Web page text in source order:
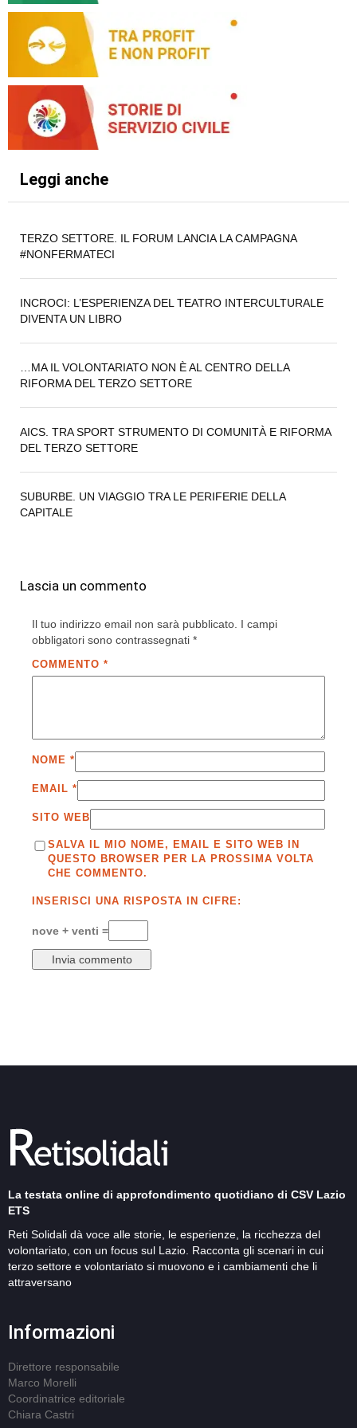
Leggi anche
TERZO SETTORE. IL FORUM LANCIA LA CAMPAGNA
#NONFERMATECI
INCROCI: L’ESPERIENZA DEL TEATRO INTERCULTURALE
DIVENTA UN LIBRO
…MA IL VOLONTARIATO NON È AL CENTRO DELLA
RIFORMA DEL TERZO SETTORE
AICS. TRA SPORT STRUMENTO DI COMUNITÀ E RIFORMA
DEL TERZO SETTORE
SUBURBE. UN VIAGGIO TRA LE PERIFERIE DELLA
CAPITALE
Lascia un commento
Il tuo indirizzo email non sarà pubblicato. I campi
obbligatori sono contrassegnati *
COMMENTO *
NOME *
EMAIL *
SITO WEB
SALVA IL MIO NOME, EMAIL E SITO WEB IN
QUESTO BROWSER PER LA PROSSIMA VOLTA
CHE COMMENTO.
INSERISCI UNA RISPOSTA IN CIFRE:
nove + venti =
La testata online di approfondimento quotidiano di CSV Lazio
ETS
Reti Solidali dà voce alle storie, le esperienze, la ricchezza del
volontariato, con un focus sul Lazio. Racconta gli scenari in cui
terzo settore e volontariato si muovono e i cambiamenti che li
attraversano
Informazioni
Direttore responsabile
Marco Morelli
Coordinatrice editoriale
Chiara Castri